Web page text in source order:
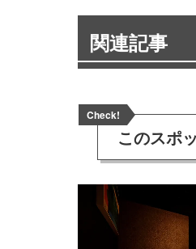
関連記事
Check!
このスポ